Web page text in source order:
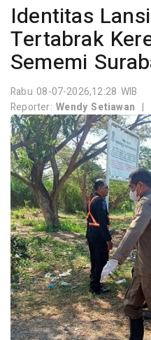
Identitas
Tertabrak
Sememi
Rabu 08-07-2026,12:28 WIB
Reporter:Wendy Setiawan |